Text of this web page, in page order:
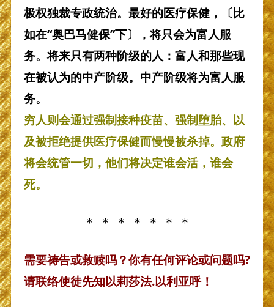
极权独裁专政统治。最好的医疗保健，〔比
如在“奥巴马健保”下〕，将只会为富人服
务。将来只有两种阶级的人：富人和那些现
在被认为的中产阶级。中产阶级将为富人服
务。
穷人则会通过强制接种疫苗、强制堕胎、以
及被拒绝提供医疗保健而慢慢被杀掉。政府
将会统管一切，他们将决定谁会活，谁会
死。
＊ ＊ ＊ ＊ ＊ ＊ ＊
需要祷告或救赎吗？你有任何评论或问题吗?
请联络使徒先知以莉莎法.以利亚呼！